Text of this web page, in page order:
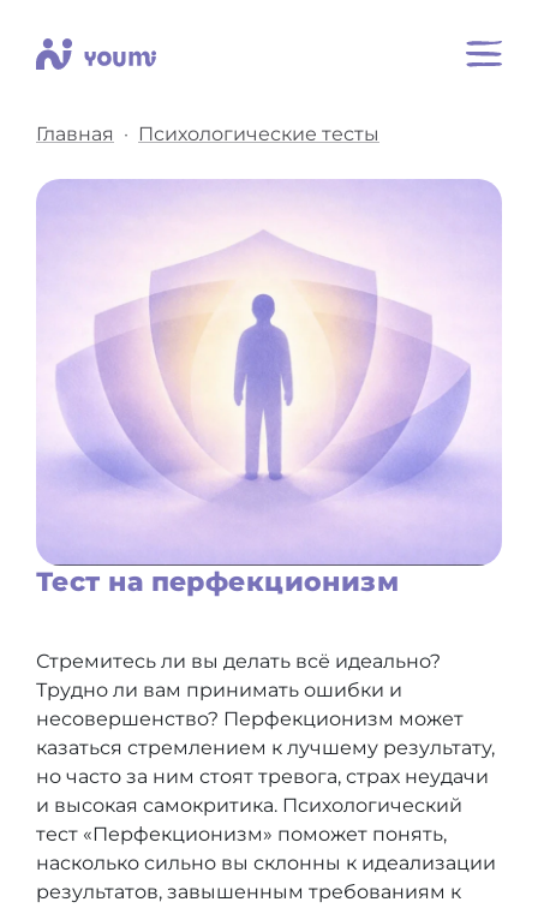
Главная Психологические тесты
Тест на перфекционизм
Стремитесь ли вы делать всё идеально?
Трудно ли вам принимать ошибки и
несовершенство? Перфекционизм может
казаться стремлением к лучшему результату,
но часто за ним стоят тревога, страх неудачи
и высокая самокритика. Психологический
тест «Перфекционизм» поможет понять,
насколько сильно вы склонны к идеализации
результатов, завышенным требованиям к